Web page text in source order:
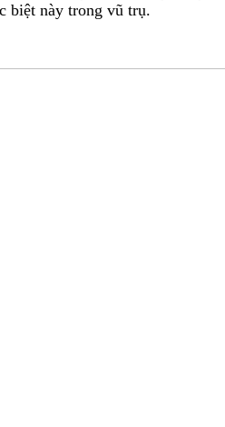
biệt này trong vũ trụ.